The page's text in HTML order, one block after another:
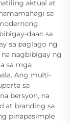
aktual at
sa
daan sa
sa paglago ng
nagbibigay ng
sa mga
Ang multi-
sa
bersyon, na
at branding sa
pinapasimple